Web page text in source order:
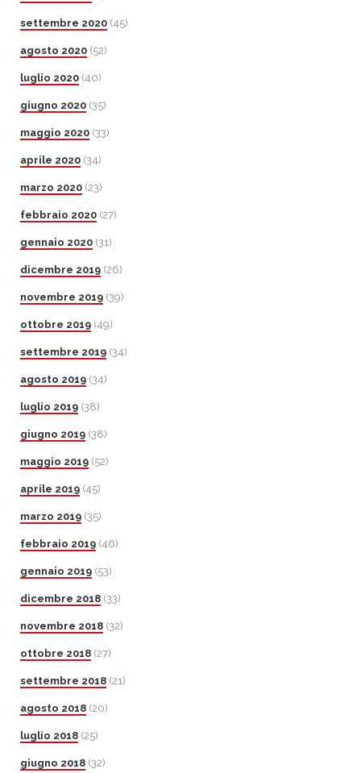
settembre 2020 (45)
agosto 2020 (52)
luglio 2020 (40)
giugno 2020 (35)
maggio 2020 (33)
aprile 2020 (34)
marzo 2020 (23)
febbraio 2020 (27)
gennaio 2020 (31)
dicembre 2019 (26)
novembre 2019 (39)
ottobre 2019 (49)
settembre 2019 (34)
agosto 2019 (34)
luglio 2019 (38)
giugno 2019 (38)
maggio 2019 (52)
aprile 2019 (45)
marzo 2019 (35)
febbraio 2019 (46)
gennaio 2019 (53)
dicembre 2018 (33)
novembre 2018 (32)
ottobre 2018 (27)
settembre 2018 (21)
agosto 2018 (20)
luglio 2018 (25)
giugno 2018 (32)